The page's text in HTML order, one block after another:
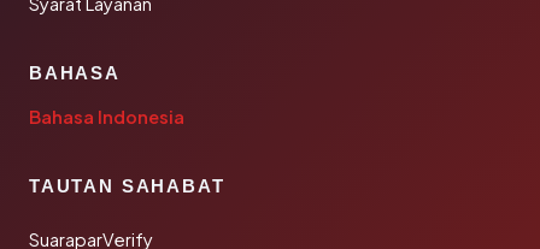
BAHASA
Bahasa Indonesia
TAUTAN SAHABAT
SuaraparVerify